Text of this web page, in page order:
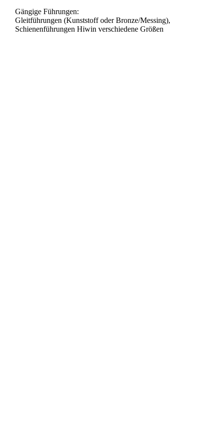
Gängige Führungen:
Gleitführungen (Kunststoff oder Bronze/Messing),
Schienenführungen Hiwin verschiedene Größen